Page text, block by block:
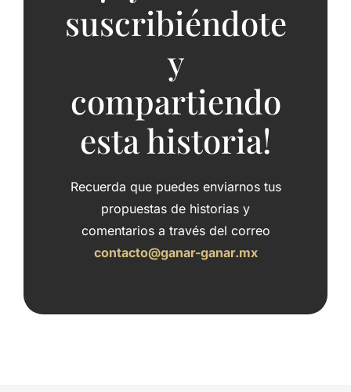
suscribiéndote
y
compartiendo
esta historia!
Recuerda que puedes enviarnos tus
propuestas de historias y
comentarios a través del correo
contacto@ganar-ganar.mx